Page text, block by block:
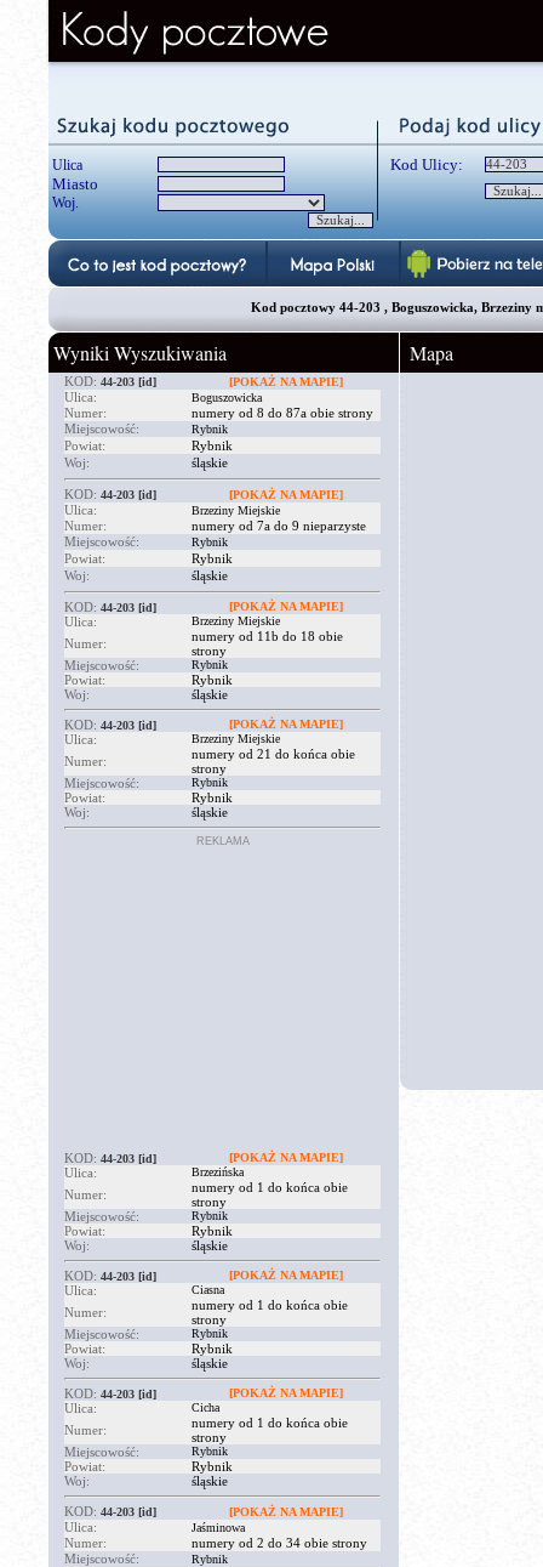
Ulica
Miasto
Woj.
Kod Ulicy:
Kod pocztowy 44-203 , Boguszowicka, Brzeziny
Wyniki Wyszukiwania
KOD: 44-203 [id] [POKAŻ NA MAPIE]
Ulica: Boguszowicka
Numer:
numery od 8 do 87a obie strony
Miejscowość:
Rybnik
Powiat:
Rybnik
Woj:
śląskie
KOD: 44-203 [id] [POKAŻ NA MAPIE]
Ulica: Brzeziny Miejskie
Numer:
numery od 7a do 9 nieparzyste
Miejscowość:
Rybnik
Powiat:
Rybnik
Woj:
śląskie
KOD: 44-203 [id] [POKAŻ NA MAPIE]
Ulica: Brzeziny Miejskie
Numer:
numery od 11b do 18 obie
strony
Miejscowość:
Rybnik
Powiat:
Rybnik
Woj:
śląskie
KOD: 44-203 [id] [POKAŻ NA MAPIE]
Ulica: Brzeziny Miejskie
Numer:
numery od 21 do końca obie
strony
Miejscowość:
Rybnik
Powiat:
Rybnik
Woj:
śląskie
REKLAMA
KOD: 44-203 [id] [POKAŻ NA MAPIE]
Ulica: Brzezińska
Numer:
numery od 1 do końca obie
strony
Miejscowość:
Rybnik
Powiat:
Rybnik
Woj:
śląskie
KOD: 44-203 [id] [POKAŻ NA MAPIE]
Ulica: Ciasna
Numer:
numery od 1 do końca obie
strony
Miejscowość:
Rybnik
Powiat:
Rybnik
Woj:
śląskie
KOD: 44-203 [id] [POKAŻ NA MAPIE]
Ulica: Cicha
Numer:
numery od 1 do końca obie
strony
Miejscowość:
Rybnik
Powiat:
Rybnik
Woj:
śląskie
KOD: 44-203 [id] [POKAŻ NA MAPIE]
Ulica: Jaśminowa
Numer:
numery od 2 do 34 obie strony
Miejscowość:
Rybnik
Mapa